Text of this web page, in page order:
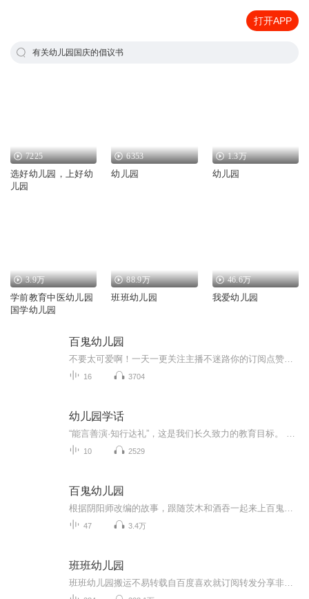
打开APP
有关幼儿园国庆的倡议书
7225
选好幼儿园，上好幼
儿园
6353
幼儿园
1.3万
幼儿园
3.9万
学前教育中医幼儿园
国学幼儿园
88.9万
班班幼儿园
46.6万
我爱幼儿园
百鬼幼儿园
16 3704
幼儿园学话
10 2529
百鬼幼儿园
47 3.4万
班班幼儿园